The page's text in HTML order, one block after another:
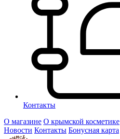
Контакты
О магазине О крымской косметике
Новости Контакты Бонусная карта